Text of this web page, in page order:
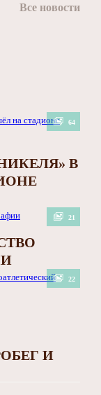
Все новости
64
В
21
22
И